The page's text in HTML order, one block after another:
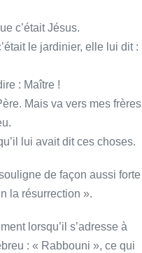
c’était Jésus.
le jardinier, elle lui dit :
: Maître !
Mais va vers mes frères
lui avait dit ces choses.
de façon aussi forte
la résurrection ».
lorsqu’il s’adresse à
: « Rabbouni », ce qui